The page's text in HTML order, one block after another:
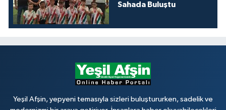
Sahada Buluştu
Yeşil Afşin, yepyeni temasıyla sizleri buluştururken, sadelik ve